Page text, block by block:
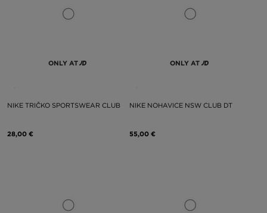
ONLY AT
NIKE TRIČKO SPORTSWEAR CLUB
28,00 €
ONLY AT
NIKE NOHAVICE NSW CLUB DT
55,00 €